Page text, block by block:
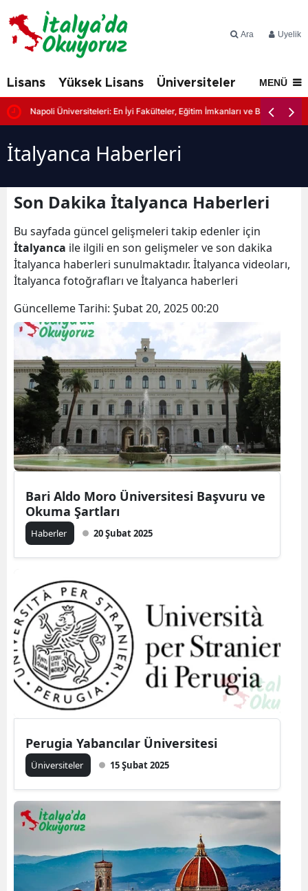
Ara Üyelik
Lisans Yüksek Lisans Üniversiteler İtalya'da
MENÜ
Napoli Üniversiteleri: En İyi Fakülteler, Eğitim İmkanları ve Başvuru
İtalyanca Haberleri
Son Dakika İtalyanca Haberleri
Bu sayfada güncel gelişmeleri takip edenler için
İtalyanca ile ilgili en son gelişmeler ve son dakika
İtalyanca haberleri sunulmaktadır. İtalyanca videoları,
İtalyanca fotoğrafları ve İtalyanca haberleri
Güncelleme Tarihi: Şubat 20, 2025 00:20
Bari Aldo Moro Üniversitesi Başvuru ve
Okuma Şartları
Haberler 20 Şubat 2025
Perugia Yabancılar Üniversitesi
Üniversiteler 15 Şubat 2025